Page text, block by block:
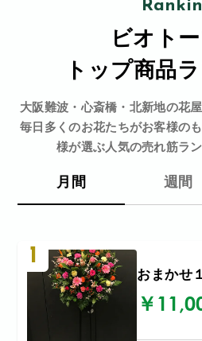
ビオト
トップ商品
大阪難波・心斎橋・北新地の花
毎日多くのお花たちがお客様の
様が選ぶ人気の売れ筋ラ
月間 週間
1
おまかせ
￥